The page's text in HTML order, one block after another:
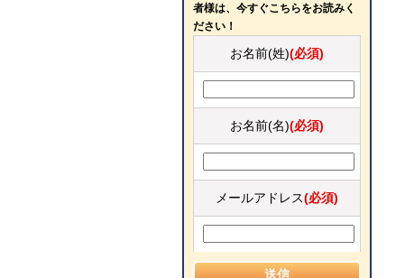
者様は、今すぐこちらをお読みく
ださい！
お名前(姓)(必須)
お名前(名)(必須)
メールアドレス(必須)